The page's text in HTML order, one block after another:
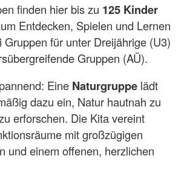
finden hier bis zu 125 Kinder
Entdecken, Spielen und Lernen
Gruppen für unter Dreijährige (U3)
Gruppen (AÜ).
Eine Naturgruppe lädt
dazu ein, Natur hautnah zu
erforschen. Die Kita vereint
mit großzügigen
und einem offenen, herzlichen